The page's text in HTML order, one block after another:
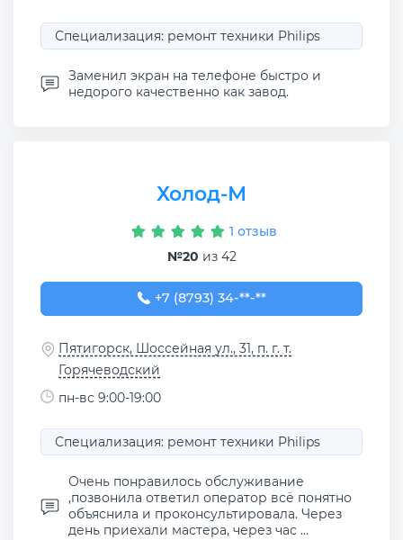
Специализация: ремонт техники Philips
Заменил экран на телефоне быстро и
недорого качественно как завод.
Холод-М
1 отзыв
№20 из 42
+7 (8793) 34-08-07
+7 (8793) 34-**-**
Пятигорск, Шоссейная ул., 31, п. г. т.
Горячеводский
пн-вс 9:00-19:00
Специализация: ремонт техники Philips
Очень понравилось обслуживание
,позвонила ответил оператор всё понятно
объяснила и проконсультировала. Через
день приехали мастера, через час ...